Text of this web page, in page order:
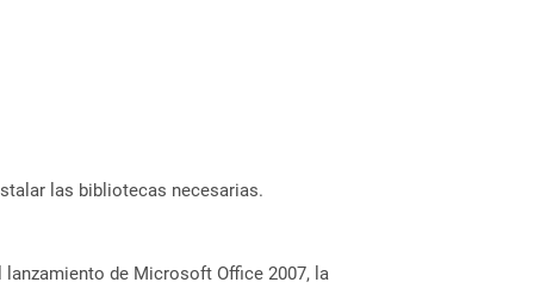
las bibliotecas necesarias.
de Microsoft Office 2007, la